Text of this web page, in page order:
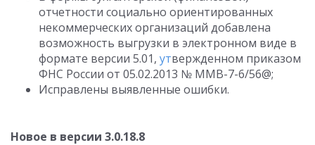
отчетности социально ориентированных
некоммерческих организаций добавлена
возможность выгрузки в электронном виде в
формате версии 5.01, утвержденном приказом
ФНС России от 05.02.2013 № ММВ-7-6/56@;
Исправлены выявленные ошибки.
Новое в версии 3.0.18.8